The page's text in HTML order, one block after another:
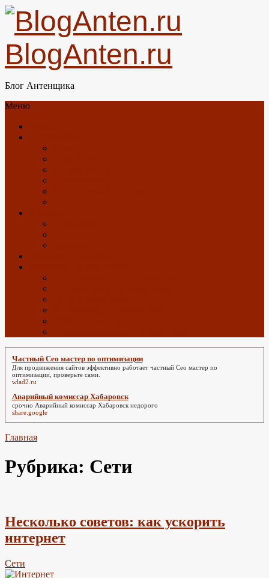
BlogAnten.ru
Блог Антенщика
Меню
Частный Сео мастер по оптимизации
Для продвижения сайтов эффективно работает частный Сео мастер по
оптимизации, проверьте сами.
wlad2.ru
Аварийный комиссар Хабаровск
срочно Аварийный комиссар Хабаровскнедорого
share.google
Главная
Рубрика: Сети
Несколько советов: как ускорить
интернет
Сети